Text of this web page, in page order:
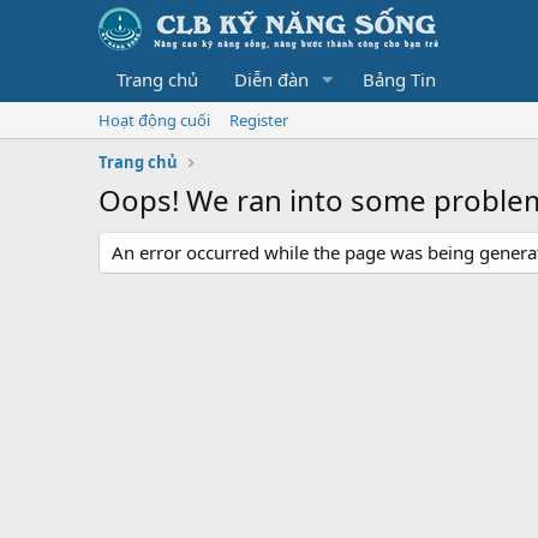
Trang chủ Diễn đàn Bảng Tin
Hoạt động cuối
Register
Trang chủ
Oops! We ran into some
An error occurred while the page was being